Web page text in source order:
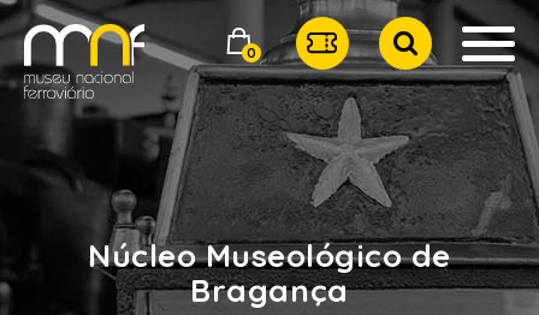
0
Núcleo Museológico de
Bragança